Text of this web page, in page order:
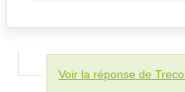
Voir la réponse de